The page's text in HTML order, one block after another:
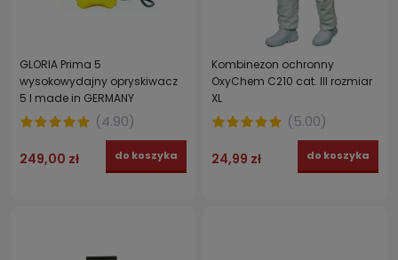
GLORIA Prima 5
wysokowydajny opryskiwacz
5 l made in GERMANY
(4.90)
249,00 zł do koszyka
Kombinezon ochronny
OxyChem C210 cat. III rozmiar
XL
(5.00)
24,99 zł do koszyka